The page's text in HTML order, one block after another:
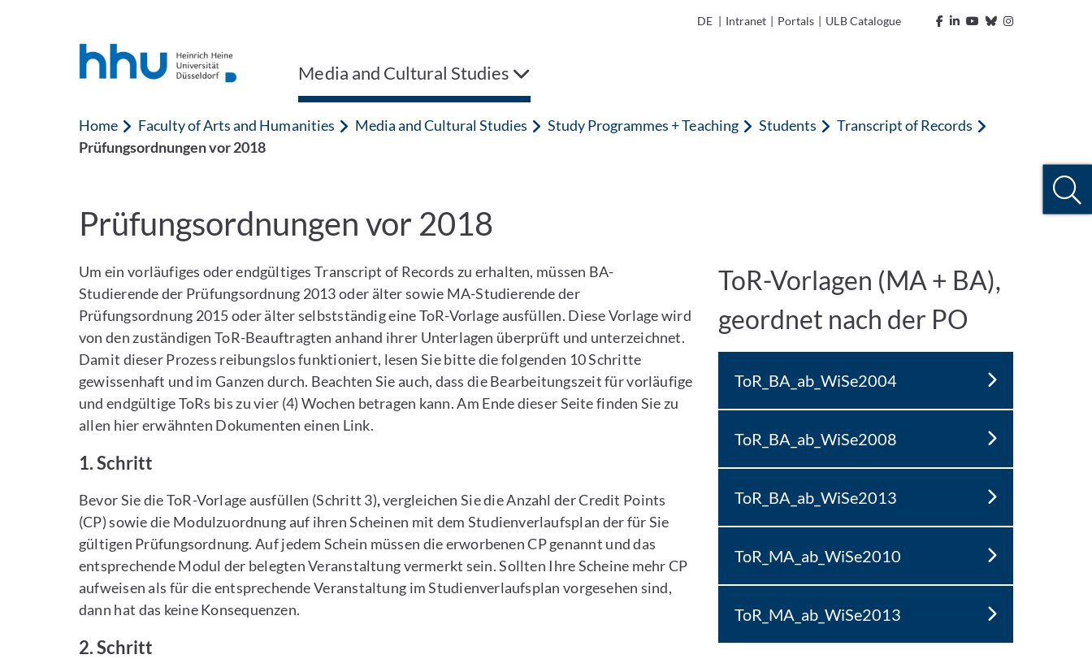
DE | Intranet | Portals | ULB Catalogue
Media and Cultural Studies
Home Faculty of Arts and Humanities Media and Cultural Studies Study Programmes + Teaching Students
Transcript of Records
Prüfungsordnungen vor 2018
Prüfungsordnungen vor 2018
Um ein vorläufiges oder endgültiges Transcript of Records zu erhalten, müssen BA-
Studierende der Prüfungsordnung 2013 oder älter sowie MA-Studierende der
Prüfungsordnung 2015 oder älter selbstständig eine ToR-Vorlage ausfüllen. Diese Vorlage wird
von den zuständigen ToR-Beauftragten anhand ihrer Unterlagen überprüft und unterzeichnet.
Damit dieser Prozess reibungslos funktioniert, lesen Sie bitte die folgenden 10 Schritte
gewissenhaft und im Ganzen durch. Beachten Sie auch, dass die Bearbeitungszeit für vorläufige
und endgültige ToRs bis zu vier (4) Wochen betragen kann. Am Ende dieser Seite finden Sie zu
allen hier erwähnten Dokumenten einen Link.
1. Schritt
Bevor Sie die ToR-Vorlage ausfüllen (Schritt 3),vergleichen Sie die Anzahl der Credit Points
(CP) sowie die Modulzuordnung auf ihren Scheinen mit dem Studienverlaufsplan der für Sie
gültigen Prüfungsordnung. Auf jedem Schein müssen die erworbenen CP genannt und das
entsprechende Modul der belegten Veranstaltung vermerkt sein. Sollten Ihre Scheine mehr CP
aufweisen als für die entsprechende Veranstaltung im Studienverlaufsplan vorgesehen sind,
dann hat das keine Konsequenzen.
2. Schritt
ToR-Vorlagen (MA + BA),
geordnet nach der PO
ToR_BA_ab_WiSe2004
ToR_BA_ab_WiSe2008
ToR_BA_ab_WiSe2013
ToR_MA_ab_WiSe2010
ToR_MA_ab_WiSe2013